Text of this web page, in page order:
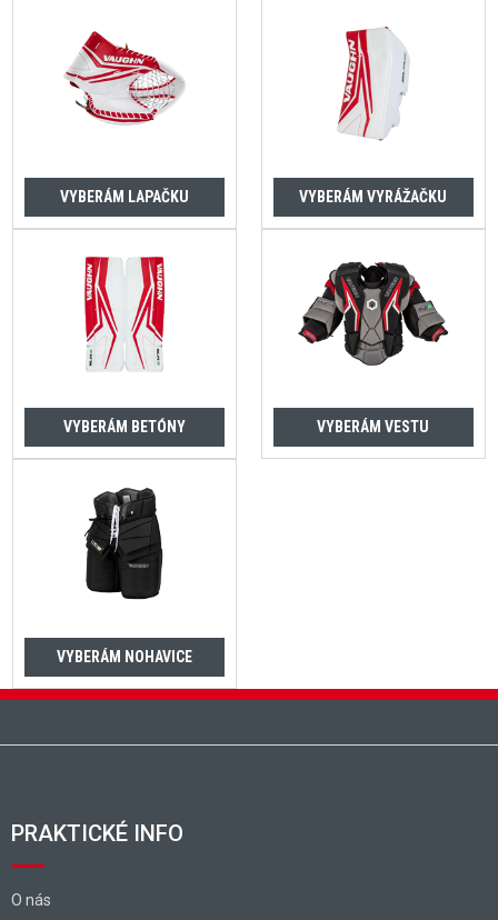
VYBERÁM LAPAČKU VYBERÁM VYRÁŽAČKU
VYBERÁM BETÓNY VYBERÁM VESTU
VYBERÁM NOHAVICE
PRAKTICKÉ INFO
O nás